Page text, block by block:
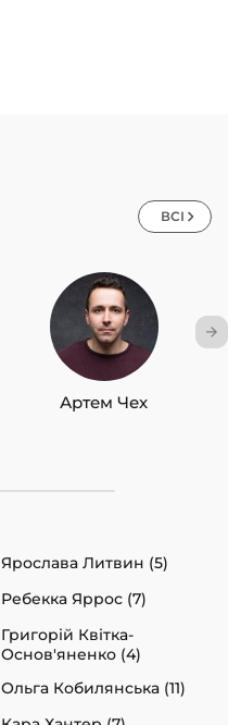
ВСІ
Артем Чех
Ярослава Литвин (5)
Ребекка Яррос (7)
Григорій Квітка-
Основ'яненко (4)
Ольга Кобилянська (11)